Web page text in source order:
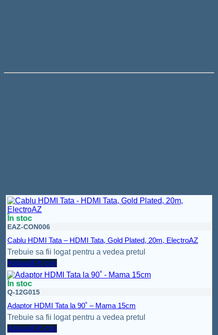
În stoc
EAZ-CON006
Cablu HDMI Tata – HDMI Tata, Gold Plated, 20m, ElectroAZ
Trebuie sa fii logat pentru a vedea pretul
Adaugă în coș
În stoc
Q-12G015
Adaptor HDMI Tata la 90˚ – Mama 15cm
Trebuie sa fii logat pentru a vedea pretul
Adaugă în coș